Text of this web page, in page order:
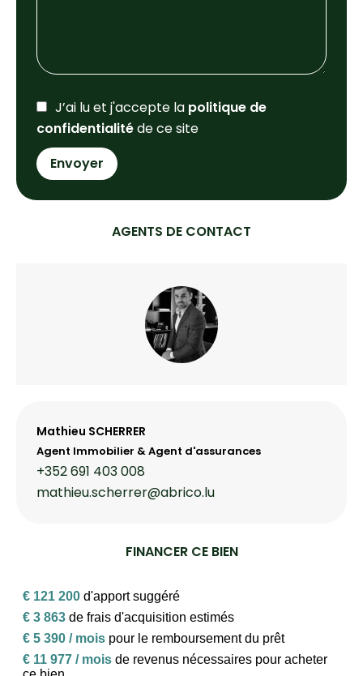
J’ai lu et j'accepte la politique de
confidentialitéde ce site
Envoyer
AGENTS DE CONTACT
Mathieu SCHERRER
Agent Immobilier & Agent d'assurances
+352 691 403 008
mathieu.scherrer@abrico.lu
FINANCER CE BIEN